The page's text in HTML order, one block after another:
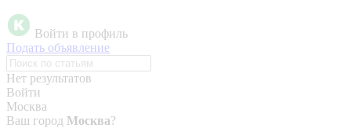
Войти в профиль
Подать объявление
Нет результатов
Войти
Москва
Ваш город Москва?